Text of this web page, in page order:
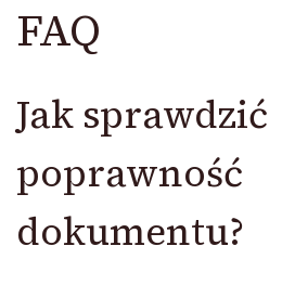
FAQ
Jak sprawdzić
poprawność
dokumentu?